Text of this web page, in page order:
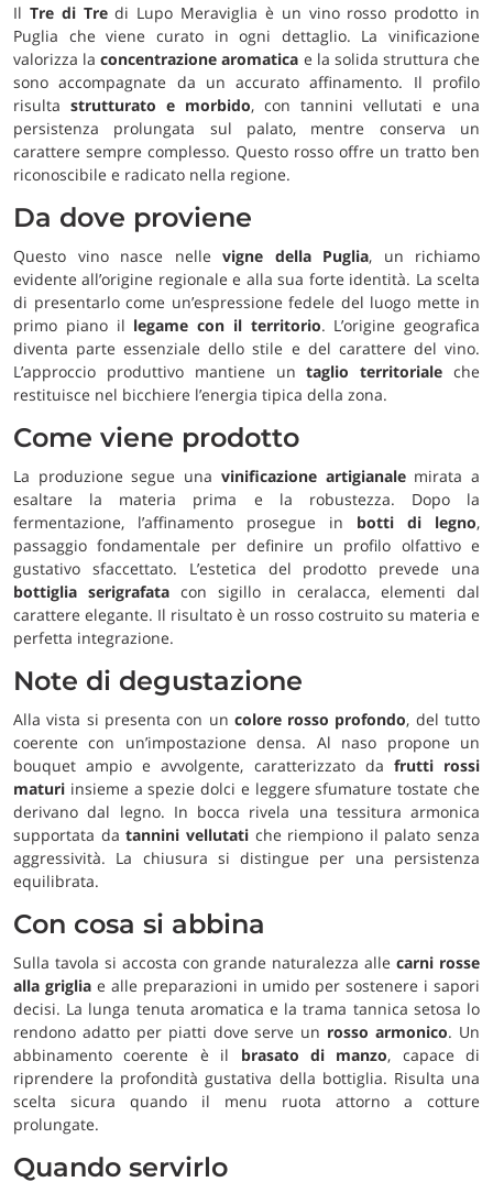
Il Tre di Tredi Lupo Meraviglia è un vino rosso prodotto in
Puglia che viene curato in ogni dettaglio. La vinificazione
valorizza laconcentrazione aromatica e la solida struttura che
sono accompagnate da un accurato affinamento. Il profilo
risulta strutturato e morbido, con tannini vellutati e una
persistenza prolungata sul palato, mentre conserva un
carattere sempre complesso. Questo rosso offre un tratto ben
riconoscibile e radicato nella regione.
Da dove proviene
Questo vino nasce nelle vigne della Puglia, un richiamo
evidente all’origine regionale e alla sua forte identità. La scelta
di presentarlo come un’espressione fedele del luogo mette in
primo piano il legame con il territorio. L’origine geografica
diventa parte essenziale dello stile e del carattere del vino.
L’approccio produttivo mantiene untaglio territoriale che
restituisce nel bicchiere l’energia tipica della zona.
Come viene prodotto
La produzione segue una vinificazione artigianalemirata a
esaltare la materia prima e la robustezza. Dopo la
fermentazione, l’affinamento prosegue in botti di legno,
passaggio fondamentale per definire un profilo olfattivo e
gustativo sfaccettato. L’estetica del prodotto prevede una
bottiglia serigrafata con sigillo in ceralacca, elementi dal
carattere elegante. Il risultato è un rosso costruito su materia e
perfetta integrazione.
Note di degustazione
Alla vista si presenta con un colore rosso profondo, del tutto
coerente con un’impostazione densa. Al naso propone un
bouquet ampio e avvolgente, caratterizzato da frutti rossi
maturi insieme a spezie dolci e leggere sfumature tostate che
derivano dal legno. In bocca rivela una tessitura armonica
supportata datannini vellutatiche riempiono il palato senza
aggressività. La chiusura si distingue per una persistenza
equilibrata.
Con cosa si abbina
Sulla tavola si accosta con grande naturalezza allecarni rosse
alla grigliae alle preparazioni in umido per sostenere i sapori
decisi. La lunga tenuta aromatica e la trama tannica setosa lo
rendono adatto per piatti dove serve un rosso armonico. Un
abbinamento coerente è il brasato di manzo, capace di
riprendere la profondità gustativa della bottiglia. Risulta una
scelta sicura quando il menu ruota attorno a cotture
prolungate.
Quando servirlo